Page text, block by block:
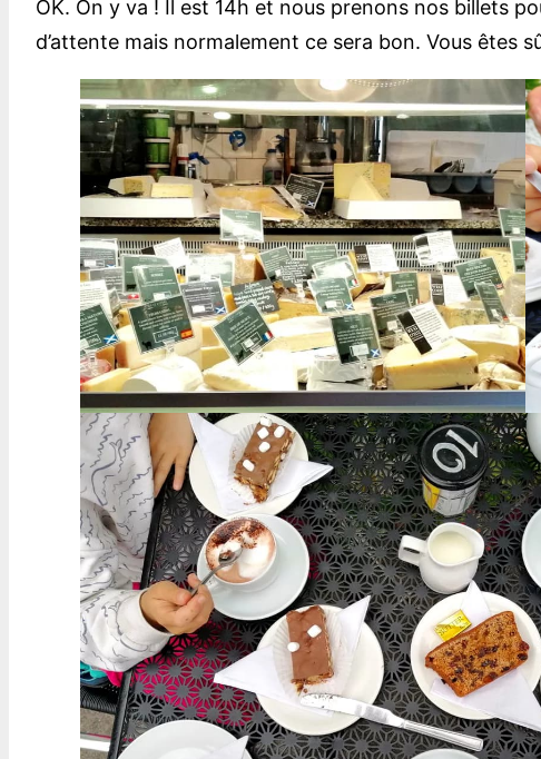
OK. On y va ! Il est 14h et nous prenons nos billets
d’attente mais normalement ce sera bon. Vous êtes